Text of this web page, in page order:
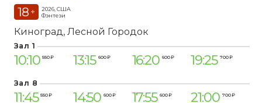
18 +
2026, США
Фэнтези
Киноград Лесной Городок
Зал 1
10:10 550 ₽ 13:15 600 ₽ 16:20 600 ₽ 19:25 700 ₽
Зал 8
11:45 550 ₽ 14:50 600 ₽ 17:55 600 ₽ 21:00 700 ₽